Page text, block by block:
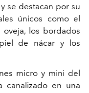
se destacan por su
únicos como el
los bordados
de nácar y los
micro y mini del
canalizado en una